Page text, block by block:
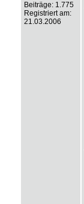
Beiträge: 1.775
Registriert am:
21.03.2006